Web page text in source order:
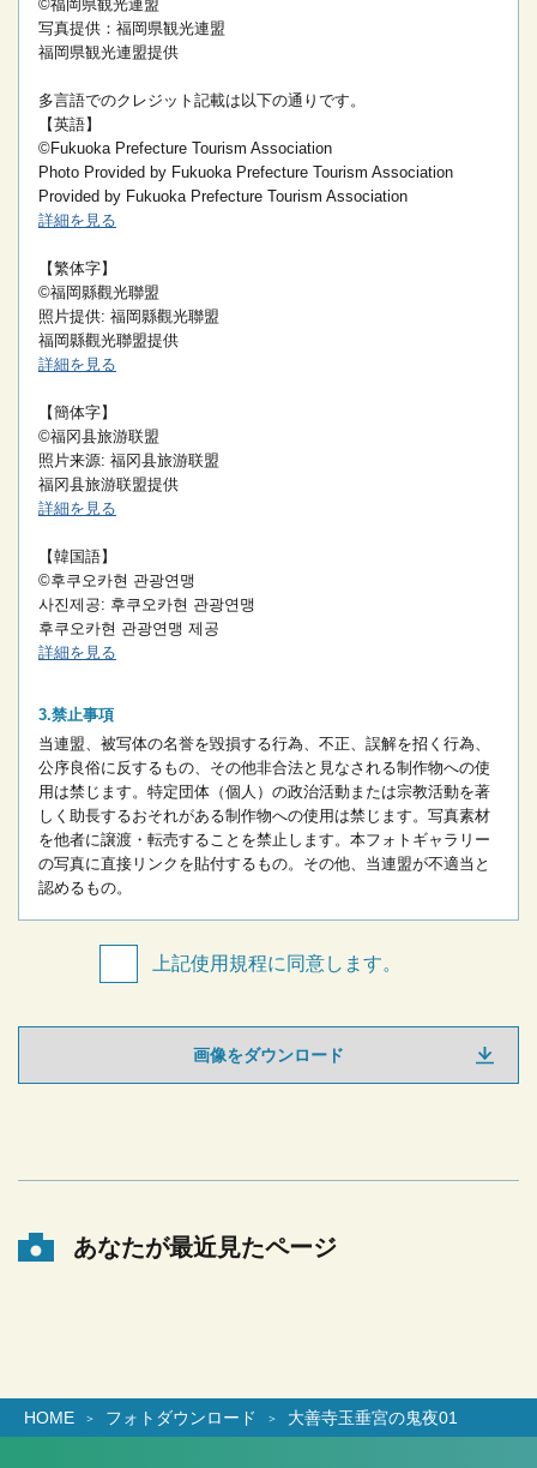
©福岡県観光連盟
写真提供：福岡県観光連盟
福岡県観光連盟提供
多言語でのクレジット記載は以下の通りです。
【英語】
©Fukuoka Prefecture Tourism Association
Photo Provided by Fukuoka Prefecture Tourism Association
Provided by Fukuoka Prefecture Tourism Association
詳細を見る
【繁体字】
©福岡縣觀光聯盟
照片提供: 福岡縣觀光聯盟
福岡縣觀光聯盟提供
詳細を見る
【簡体字】
©福冈县旅游联盟
照片来源: 福冈县旅游联盟
福冈县旅游联盟提供
詳細を見る
【韓国語】
©후쿠오카현 관광연맹
사진제공: 후쿠오카현 관광연맹
후쿠오카현 관광연맹 제공
詳細を見る
禁止事項
当連盟、被写体の名誉を毀損する行為、不正、誤解を招く行為、
公序良俗に反するもの、その他非合法と見なされる制作物への使
用は禁じます。 特定団体（個人）の政治活動または宗教活動を著
しく助長するおそれがある制作物への使用は禁じます。 写真素材
を他者に譲渡・転売することを禁止します。 本フォトギャラリー
の写真に直接リンクを貼付するもの。 その他、当連盟が不適当と
認めるもの。
上記使用規程に同意します。
画像をダウンロード
あなたが最近見たページ
HOME フォトダウンロード 大善寺玉垂宮の鬼夜01